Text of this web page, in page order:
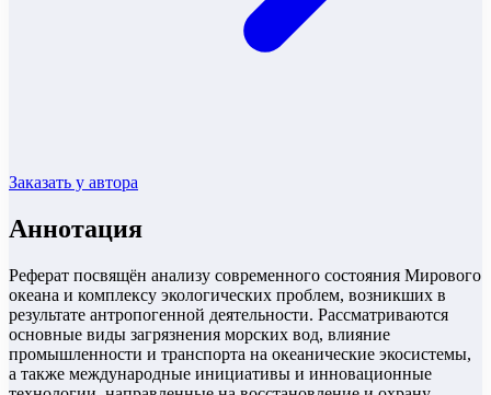
Заказать у автора
Аннотация
Реферат посвящён анализу современного состояния Мирового
океана и комплексу экологических проблем, возникших в
результате антропогенной деятельности. Рассматриваются
основные виды загрязнения морских вод, влияние
промышленности и транспорта на океанические экосистемы,
а также международные инициативы и инновационные